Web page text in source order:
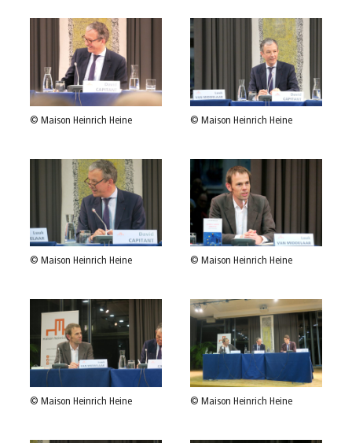
© Maison Heinrich Heine © Maison Heinrich Heine
© Maison Heinrich Heine © Maison Heinrich Heine
© Maison Heinrich Heine © Maison Heinrich Heine